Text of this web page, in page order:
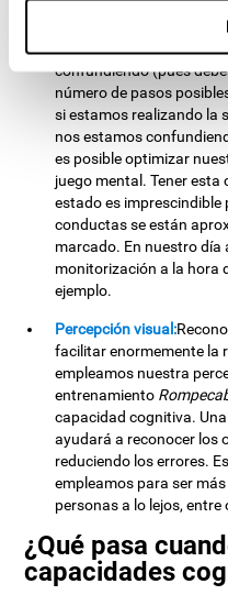
Monitorización:En el
es muy
estamos siguiendo los
confundiendo (pues
número de pasos
si estamos realizando la
nos estamos
es posible optimizar
juego mental. Tener
estado es
conductas se están
marcado. En nuestro día
monitorización a la hora
ejemplo.
Percepción visual:
facilitar enormemente la
empleamos nuestra
entrenamiento
capacidad cognitiva.
ayudará a reconocer los
reduciendo los errores.
empleamos para ser
personas a lo lejos,
¿Qué pasa
capacidades